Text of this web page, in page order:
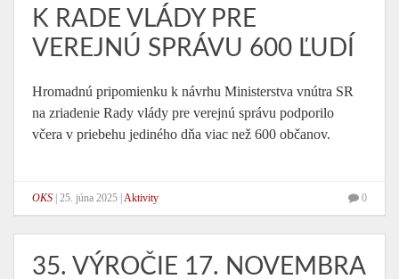
K RADE VLÁDY PRE
VEREJNÚ SPRÁVU 600 ĽUDÍ
Hromadnú pripomienku k návrhu Ministerstva vnútra SR
na zriadenie Rady vlády pre verejnú správu podporilo
včera v priebehu jediného dňa viac než 600 občanov.
OKS 25. júna 2025 Aktivity 0
35. VÝROČIE 17. NOVEMBRA